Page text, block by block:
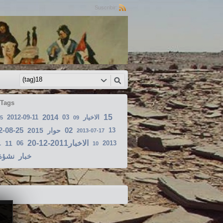
Suscribir:
2012-09-11 2014 03 09 الاخيار
15
08-25 2015 حوار 02 2013-07-17
13
11 06 الاخبار2011-12-20 10 2013
خبار